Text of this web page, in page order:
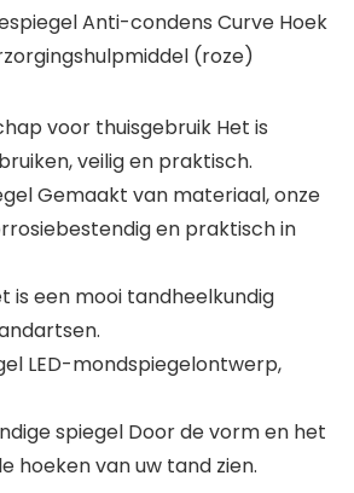
Anti-condens Curve Hoek
(roze)
voor thuisgebruik Het is
veilig en praktisch.
Gemaakt van materiaal, onze
en praktisch in
is een mooi tandheelkundig
LED-mondspiegelontwerp,
spiegel Door de vorm en het
hoeken van uw tand zien.